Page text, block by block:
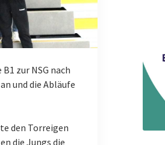
zur NSG nach
und die Abläufe
den Torreigen
die Jungs die